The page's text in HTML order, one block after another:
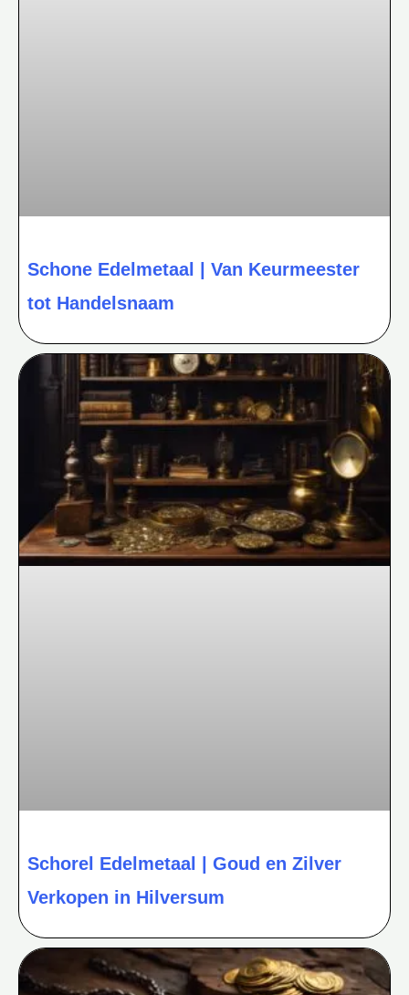
Schone Edelmetaal | Van Keurmeester
tot Handelsnaam
Schorel Edelmetaal | Goud en Zilver
Verkopen in Hilversum